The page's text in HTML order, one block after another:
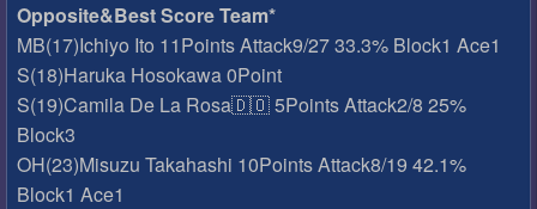
Opposite&Best Score Team*
MB(17)Ichiyo Ito 11Points Attack9/27 33.3% Block1 Ace1
S(18)Haruka Hosokawa 0Point
S(19)Camila De La Rosa🇩🇴 5Points Attack2/8 25%
Block3
OH(23)Misuzu Takahashi 10Points Attack8/19 42.1%
Block1 Ace1